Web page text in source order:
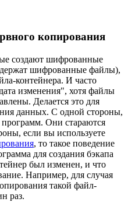
копирования
создают шифрованные
шифрованные файлы),
контейнера. И часто
изменения", хотя файлы
Делается это для
данных. С одной стороны,
программ. Они стараются
если вы используете
, то такое поведение
для создания бэкапа
был изменен, и что
Например, для случая
такой файл-
раз.